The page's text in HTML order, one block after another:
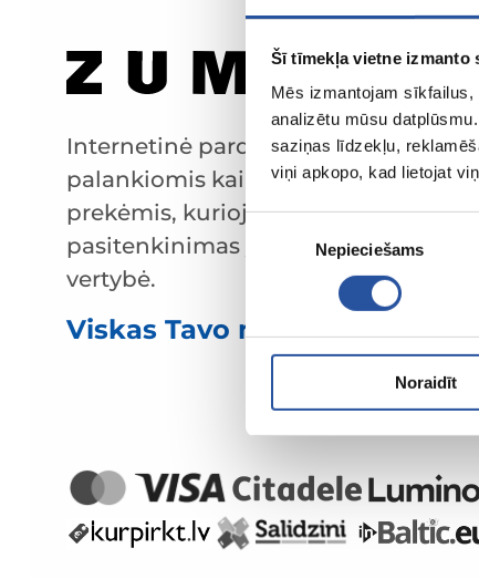
Šī tīmekļa vietne izmanto
Mēs izmantojam
analizētu mūsu
saziņas līdzekļu,
viņi apkopo, kad lietojat
Piekrišanas
Nepieciešams
Noraidīt
Internetinė parduotuvė su
palankiomis kainomis ir
prekėmis, kurioje klientų
pasitenkinimas yra mūsų pagrindinė
vertybė.
Viskas Tavo namams ir sodui!